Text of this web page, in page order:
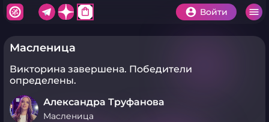
shopping_bag Войти
Масленица
Викторина завершена. Победители
определены.
Александра Труфанова
Масленица